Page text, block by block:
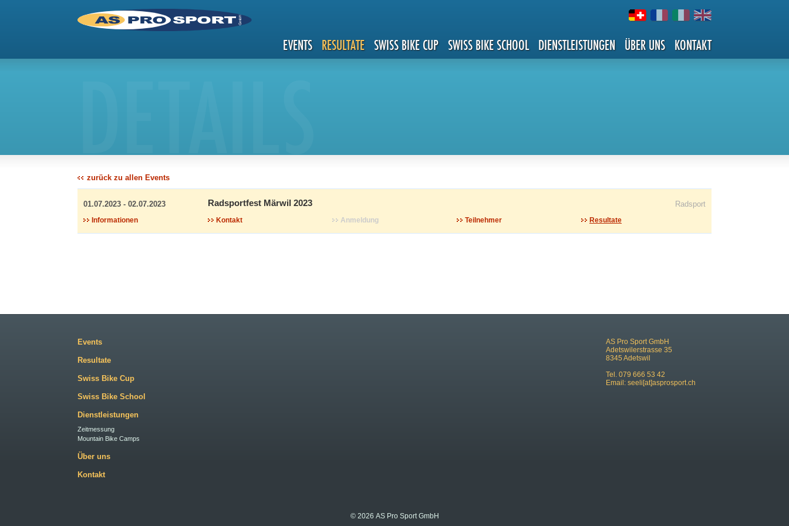
EVENTS RESULTATE SWISS BIKE CUP SWISS BIKE SCHOOL DIENSTLEISTUNGEN ÜBER UNS KONTAKT
zurück zu allen Events
01.07.2023 - 02.07.2023 Radsport
Radsportfest Märwil 2023
Informationen Kontakt Anmeldung Teilnehmer Resultate
AS Pro Sport GmbH
Adetswilerstrasse 35
8345 Adetswil
Tel. 079 666 53 42
Email: seeli[at]asprosport.ch
Events
Resultate
Swiss Bike Cup
Swiss Bike School
Dienstleistungen
Zeitmessung
Mountain Bike Camps
Über uns
Kontakt
© 2026 AS Pro Sport GmbH